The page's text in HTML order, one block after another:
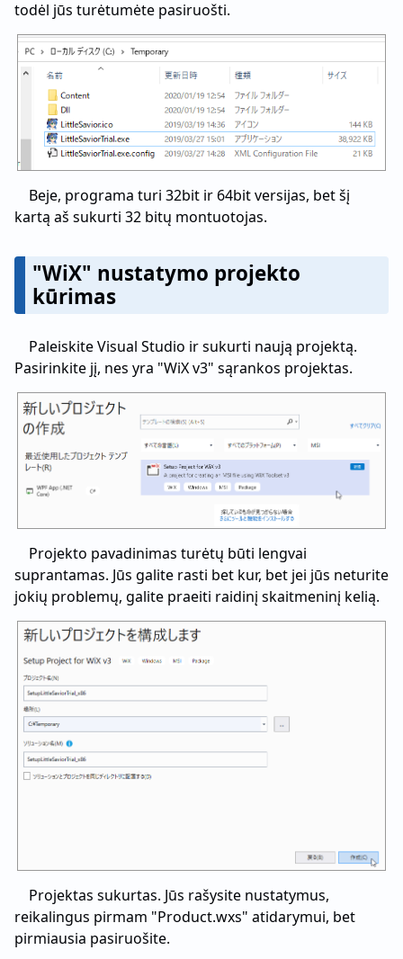
todėl jūs turėtumėte pasiruošti.
Beje, programa turi 32bit ir 64bit versijas, bet šį
kartą aš sukurti 32 bitų montuotojas.
"WiX" nustatymo projekto
kūrimas
Paleiskite Visual Studio ir sukurti naują projektą.
Pasirinkite jį, nes yra "WiX v3" sąrankos projektas.
Projekto pavadinimas turėtų būti lengvai
suprantamas. Jūs galite rasti bet kur, bet jei jūs neturite
jokių problemų, galite praeiti raidinį skaitmeninį kelią.
Projektas sukurtas. Jūs rašysite nustatymus,
reikalingus pirmam "Product.wxs" atidarymui, bet
pirmiausia pasiruošite.